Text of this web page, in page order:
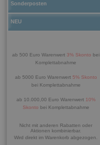
Sonderposten
NEU
ab 500 Euro Warenwert 3% Skonto bei
Komplettabnahme
ab 5000 Euro Warenwert 5% Skonto
bei Komplettabnahme
ab 10.000,00 Euro Warenwert 10%
Skonto bei Komplettabnahme
Nicht mit anderen Rabatten oder
Aktionen kombinierbar.
Wird direkt im Warenkorb abgezogen.